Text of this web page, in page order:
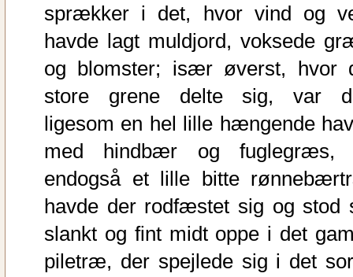
sprækker i det, hvor vind og
havde lagt muldjord, voksede
og blomster; især øverst, hvor
store grene delte sig, var
ligesom en hel lille hængende
med hindbær og fuglegræs,
endogså et lille bitte
havde der rodfæstet sig og stod
slankt og fint midt oppe i det
piletræ, der spejlede sig i det